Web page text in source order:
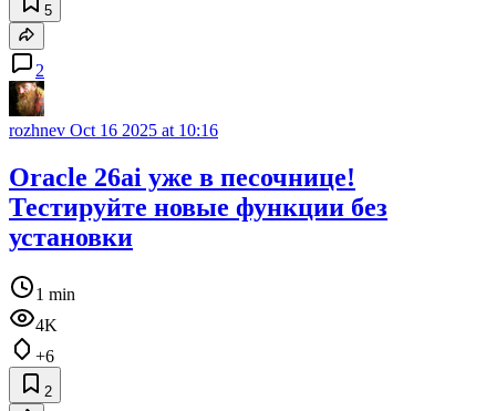
5
2
rozhnev Oct 16 2025 at 10:16
Oracle 26ai уже в песочнице!
Тестируйте новые функции без
установки
1 min
4K
+6
2